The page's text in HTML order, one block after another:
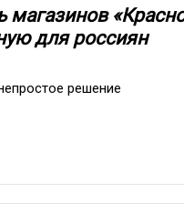
магазинов
для россиян
решение